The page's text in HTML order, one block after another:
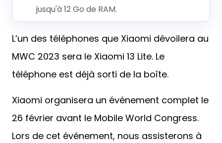
jusqu'à 12 Go de RAM.
L’un des téléphones que Xiaomi dévoilera au
MWC 2023 sera le Xiaomi 13 Lite. Le
téléphone est déjà sorti de la boîte.
Xiaomi organisera un événement complet le
26 février avant le Mobile World Congress.
Lors de cet événement, nous assisterons à